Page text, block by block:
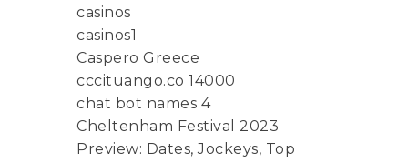
casinos
casinos1
Caspero Greece
cccituango.co 14000
chat bot names 4
Cheltenham Festival 2023
Preview: Dates, Jockeys, Top